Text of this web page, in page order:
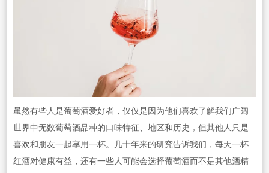
虽然有些人是葡萄酒爱好者，仅仅是因为他们喜欢了解我们广阔
世界中无数葡萄酒品种的口味特征、地区和历史，但其他人只是
喜欢和朋友一起享用一杯。几十年来的研究告诉我们，每天一杯
红酒对健康有益，还有一些人可能会选择葡萄酒而不是其他酒精